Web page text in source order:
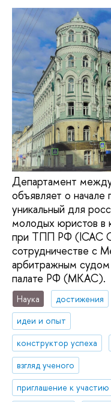
Департамент
объявляет о начале
уникальный для
молодых юристов в
при ТПП РФ (ICAC
сотрудничестве с
арбитражным
палате РФ (МКАС).
Наука
достижения
идеи и опыт
конструктор успеха
взгляд ученого
приглашение к участию